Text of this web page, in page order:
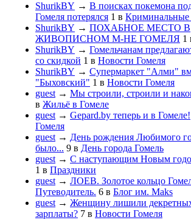
ShurikBY → В поисках покемона
Гомеля потерялся 1 в Криминальные
ShurikBY → ПОХАБНОЕ МЕСТО В
ЖИВОПИСНОМ М-НЕ ГОМЕЛЯ 1
ShurikBY → Гомельчанам
со скидкой 1 в Новости Гомеля
ShurikBY → Супермаркет "Алми"
"Быховский" 1 в Новости Гомеля
guest → Мы строили, строили и
в Жильё в Гомеле
guest → Gepard.by теперь и в Гомеле!
Гомеля
guest → День рождения Любимого
было... 9 в День города Гомель
guest → С наступающим Новым
1 в Праздники
guest → ЛОЕВ. Золотое кольцо
Путеводитель. 6 в Блог им. Maks
guest → Женщину лишили
зарплаты? 7 в Новости Гомеля